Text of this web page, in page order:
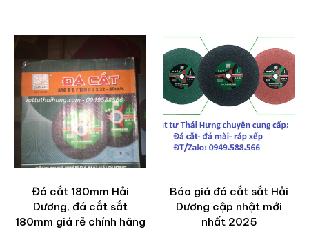
Đá cắt 180mm Hải
Dương, đá cắt sắt
180mm giá rẻ chính hãng
Báo giá đá cắt sắt Hải
Dương cập nhật mới
nhất 2025